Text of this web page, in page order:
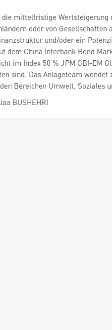
die mittelfristige Wertsteigerung
oder von
und/oder ein
dem China Interbank Bond
im Index 50 % JPM GBI-EM
sind. Das Anlageteam
Bereichen Umwelt, Soziales
BUSHEHRI